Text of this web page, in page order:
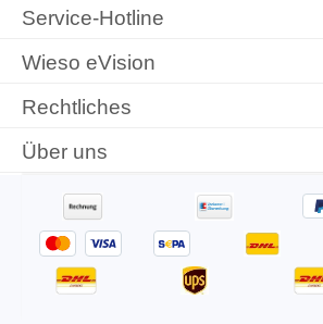
einverstanden.
Service-Hotline
Wieso eVision
Rechtliches
Über uns